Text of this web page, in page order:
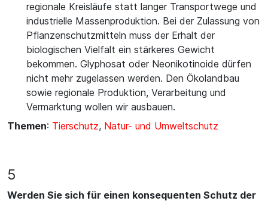
regionale Kreisläufe statt langer Transportwege und
industrielle Massenproduktion. Bei der Zulassung von
Pflanzenschutzmitteln muss der Erhalt der
biologischen Vielfalt ein stärkeres Gewicht
bekommen. Glyphosat oder Neonikotinoide dürfen
nicht mehr zugelassen werden. Den Ökolandbau
sowie regionale Produktion, Verarbeitung und
Vermarktung wollen wir ausbauen.
Themen: Tierschutz, Natur- und Umweltschutz
5
Werden Sie sich für einen konsequenten Schutz der